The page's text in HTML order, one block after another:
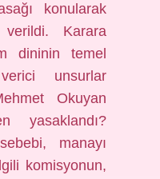
konularak
verildi. Karara
dininin temel
unsurlar
Okuyan
yasaklandı?
manayı
komisyonun,